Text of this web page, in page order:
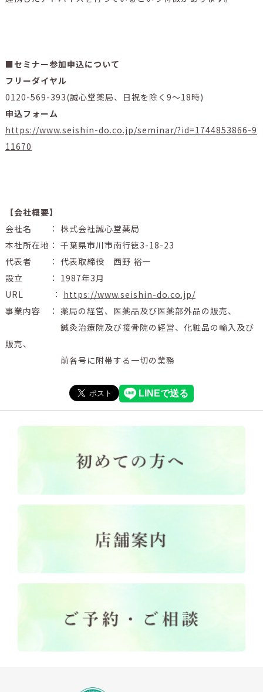
■セミナー参加申込について
フリーダイヤル
0120-569-393(誠心堂薬局、日祝を除く9～18時)
申込フォーム
https://www.seishin-do.co.jp/seminar/?id=1744853866-9
11670
【会社概要】
会社名 ： 株式会社誠心堂薬局
本社所在地： 千葉県市川市南行徳3-18-23
代表者 ： 代表取締役 西野 裕一
設立 ： 1987年3月
URL ： https://www.seishin-do.co.jp/
事業内容 ： 薬局の経営、医薬品及び医薬部外品の販売、
鍼灸治療院及び接骨院の経営、化粧品の輸入及び
販売、
前各号に附帯する一切の業務